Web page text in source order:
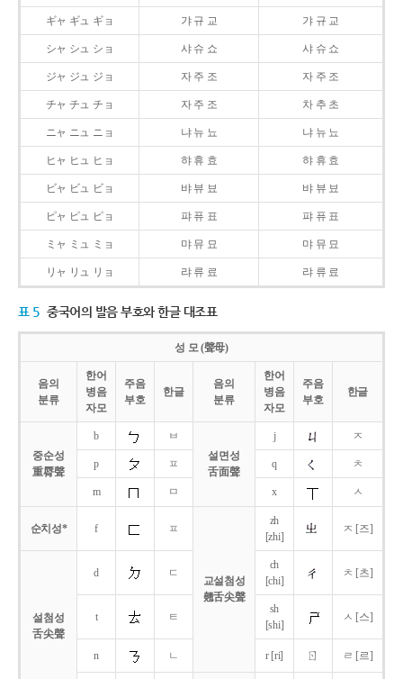
ギャ ギュ ギョ 갸 규 교 갸 규 교
シャ シュ ショ 샤 슈 쇼 샤 슈 쇼
ジャ ジュ ジョ 자 주 조 자 주 조
チャ チュ チョ 자 주 조 차 추 초
ニャ ニュ ニョ 냐 뉴 뇨 냐 뉴 뇨
ヒャ ヒュ ヒョ 햐 휴 효 햐 휴 효
ビャ ビュ ビョ 뱌 뷰 뵤 뱌 뷰 뵤
ピャ ピュ ピョ 퍄 퓨 표 퍄 퓨 표
ミャ ミュ ミョ 먀 뮤 묘 먀 뮤 묘
リャ リュ リョ 랴 류 료 랴 류 료
표 5 중국어의 발음 부호와 한글 대조표
성 모 (聲母)
음의
분류
한어
병음
자모
주음
부호
한글
음의
분류
한어
병음
자모
주음
부호
한글
중순성
重脣聲
b
ㅂ
설면성
舌面聲
j ㅈ
p ㅍ q ㅊ
m ㅁ x ㅅ
순치성* f ㅍ
교설첨성
翹舌尖聲
zh
[zhi]
ㅈ [즈]
설첨성
舌尖聲
d ㄷ
ch
[chi]
ㅊ [츠]
t ㅌ
sh
[shi]
ㅅ [스]
n ㄴ r [ri] ㄖ ㄹ [르]